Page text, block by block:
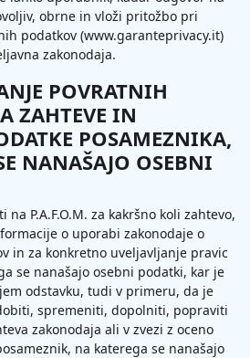
obrne in vloži pritožbo pri
podatkov (www.garanteprivacy.it)
zakonodaja.
POVRATNIH
ZAHTEVE IN
POSAMEZNIKA,
NANAŠAJO OSEBNI
P.A.F.O.M. za kakršno koli zahtevo,
o uporabi zakonodaje o
in za konkretno uveljavljanje pravic
se nanašajo osebni podatki, kar je
odstavku, tudi v primeru, da je
spremeniti, dopolniti, popraviti
zakonodaja ali v zvezi z oceno
na katerega se nanašajo